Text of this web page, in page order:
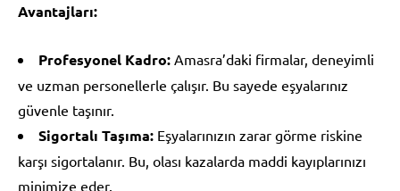
Avantajları:
Profesyonel Kadro: Amasra’daki firmalar, deneyimli
ve uzman personellerle çalışır. Bu sayede eşyalarınız
güvenle taşınır.
Sigortalı Taşıma: Eşyalarınızın zarar görme riskine
karşı sigortalanır. Bu, olası kazalarda maddi kayıplarınızı
minimize eder.